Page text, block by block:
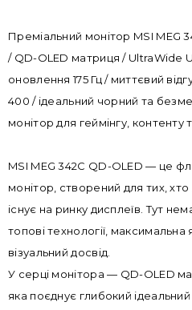
Преміальний монітор MSI MEG
/ QD-OLED матриця / UltraWide
оновлення 175 Гц / миттєвий
400 / ідеальний чорний та
монітор для геймінгу, контенту
MSI MEG 342C QD-OLED — це
монітор, створений для тих,
існує на ринку дисплеїв. Тут
топові технології, максимальна
візуальний досвід.
У серці монітора — QD-OLED
яка поєднує глибокий